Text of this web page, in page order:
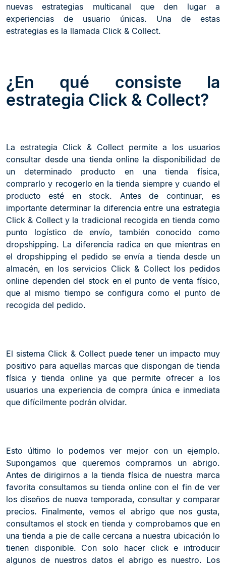
nuevas estrategias multicanal que den lugar a
experiencias de usuario únicas. Una de estas
estrategias es la llamada Click & Collect.
¿En qué consiste la
estrategia Click & Collect?
La estrategia Click & Collect permite a los usuarios
consultar desde una tienda online la disponibilidad de
un determinado producto en una tienda física,
comprarlo y recogerlo en la tienda siempre y cuando el
producto esté en stock. Antes de continuar, es
importante determinar la diferencia entre una estrategia
Click & Collect y la tradicional recogida en tienda como
punto logístico de envío, también conocido como
dropshipping. La diferencia radica en que mientras en
el dropshipping el pedido se envía a tienda desde un
almacén, en los servicios Click & Collect los pedidos
online dependen del stock en el punto de venta físico,
que al mismo tiempo se configura como el punto de
recogida del pedido.
El sistema Click & Collect puede tener un impacto muy
positivo para aquellas marcas que dispongan de tienda
física y tienda online ya que permite ofrecer a los
usuarios una experiencia de compra única e inmediata
que difícilmente podrán olvidar.
Esto último lo podemos ver mejor con un ejemplo.
Supongamos que queremos comprarnos un abrigo.
Antes de dirigirnos a la tienda física de nuestra marca
favorita consultamos su tienda online con el fin de ver
los diseños de nueva temporada, consultar y comparar
precios. Finalmente, vemos el abrigo que nos gusta,
consultamos el stock en tienda y comprobamos que en
una tienda a pie de calle cercana a nuestra ubicación lo
tienen disponible. Con solo hacer click e introducir
algunos de nuestros datos el abrigo es nuestro. Los